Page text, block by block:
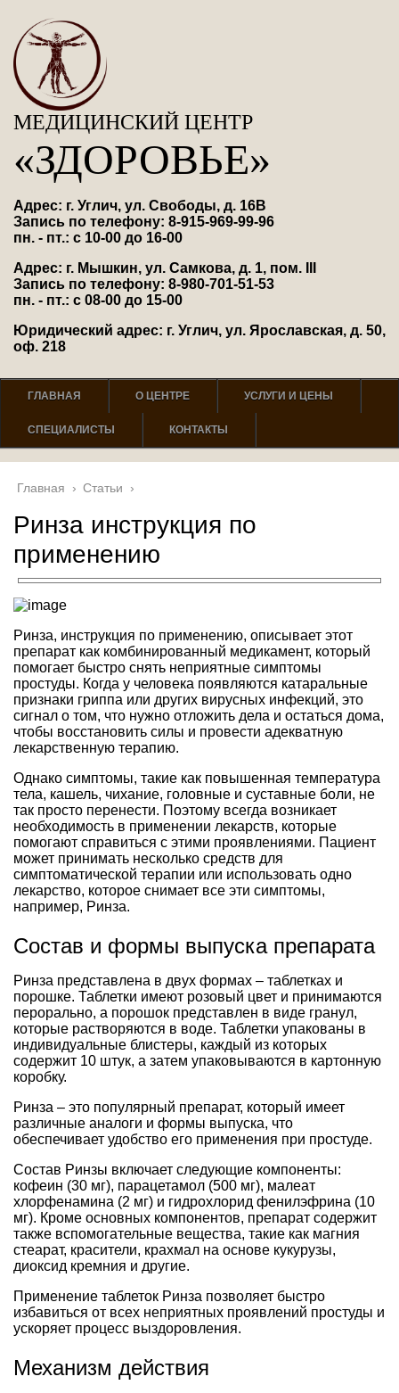
МЕДИЦИНСКИЙ ЦЕНТР
«ЗДОРОВЬЕ»
Адрес: г. Углич, ул. Свободы, д. 16В
Запись по телефону: 8-915-969-99-96
пн. - пт.: с 10-00 до 16-00
Адрес: г. Мышкин, ул. Самкова, д. 1, пом. III
Запись по телефону: 8-980-701-51-53
пн. - пт.: с 08-00 до 15-00
Юридический адрес: г. Углич, ул. Ярославская, д. 50,
оф. 218
ГЛАВНАЯ О ЦЕНТРЕ УСЛУГИ И ЦЕНЫ
СПЕЦИАЛИСТЫ КОНТАКТЫ
Главная › Статьи ›
Ринза инструкция по
применению
Ринза, инструкция по применению, описывает этот
препарат как комбинированный медикамент, который
помогает быстро снять неприятные симптомы
простуды. Когда у человека появляются катаральные
признаки гриппа или других вирусных инфекций, это
сигнал о том, что нужно отложить дела и остаться дома,
чтобы восстановить силы и провести адекватную
лекарственную терапию.
Однако симптомы, такие как повышенная температура
тела, кашель, чихание, головные и суставные боли, не
так просто перенести. Поэтому всегда возникает
необходимость в применении лекарств, которые
помогают справиться с этими проявлениями. Пациент
может принимать несколько средств для
симптоматической терапии или использовать одно
лекарство, которое снимает все эти симптомы,
например, Ринза.
Состав и формы выпуска препарата
Ринза представлена в двух формах – таблетках и
порошке. Таблетки имеют розовый цвет и принимаются
перорально, а порошок представлен в виде гранул,
которые растворяются в воде. Таблетки упакованы в
индивидуальные блистеры, каждый из которых
содержит 10 штук, а затем упаковываются в картонную
коробку.
Ринза – это популярный препарат, который имеет
различные аналоги и формы выпуска, что
обеспечивает удобство его применения при простуде.
Состав Ринзы включает следующие компоненты:
кофеин (30 мг), парацетамол (500 мг), малеат
хлорфенамина (2 мг) и гидрохлорид фенилэфрина (10
мг). Кроме основных компонентов, препарат содержит
также вспомогательные вещества, такие как магния
стеарат, красители, крахмал на основе кукурузы,
диоксид кремния и другие.
Применение таблеток Ринза позволяет быстро
избавиться от всех неприятных проявлений простуды и
ускоряет процесс выздоровления.
Механизм действия